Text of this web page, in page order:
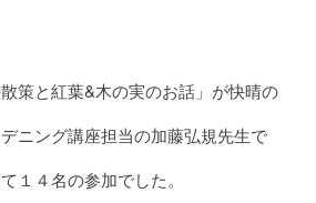
策と紅葉&木の実のお話」が快晴の
ニング講座担当の加藤弘規先生で
１４名の参加でした。